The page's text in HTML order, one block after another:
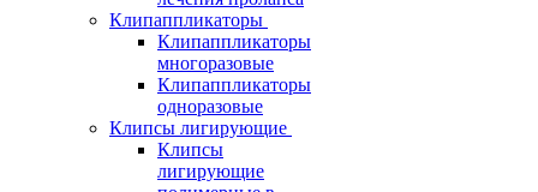
Клипаппликаторы
Клипаппликаторы
многоразовые
Клипаппликаторы
одноразовые
Клипсы лигирующие
Клипсы
лигирующие